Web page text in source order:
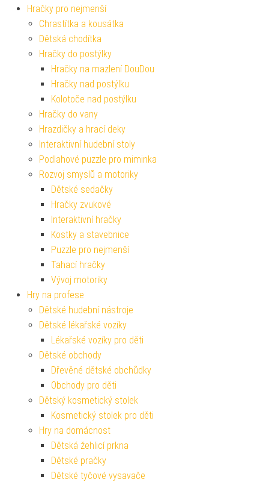
Hračky pro nejmenší
Chrastítka a kousátka
Dětská chodítka
Hračky do postýlky
Hračky na mazlení DouDou
Hračky nad postýlku
Kolotoče nad postýlku
Hračky do vany
Hrazdičky a hrací deky
Interaktivní hudební stoly
Podlahové puzzle pro miminka
Rozvoj smyslů a motoriky
Dětské sedačky
Hračky zvukové
Interaktivní hračky
Kostky a stavebnice
Puzzle pro nejmenší
Tahací hračky
Vývoj motoriky
Hry na profese
Dětské hudební nástroje
Dětské lékařské vozíky
Lékařské vozíky pro děti
Dětské obchody
Dřevěné dětské obchůdky
Obchody pro děti
Dětský kosmetický stolek
Kosmetický stolek pro děti
Hry na domácnost
Dětská žehlicí prkna
Dětské pračky
Dětské tyčové vysavače